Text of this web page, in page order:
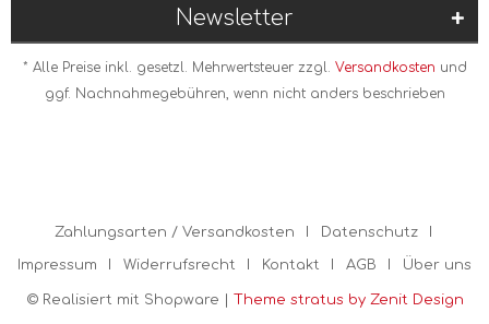
Newsletter
* Alle Preise inkl. gesetzl. Mehrwertsteuer zzgl. Versandkosten und
ggf. Nachnahmegebühren, wenn nicht anders beschrieben
Zahlungsarten / Versandkosten Datenschutz
Impressum Widerrufsrecht Kontakt AGB Über uns
© Realisiert mit Shopware | Theme stratus by Zenit Design